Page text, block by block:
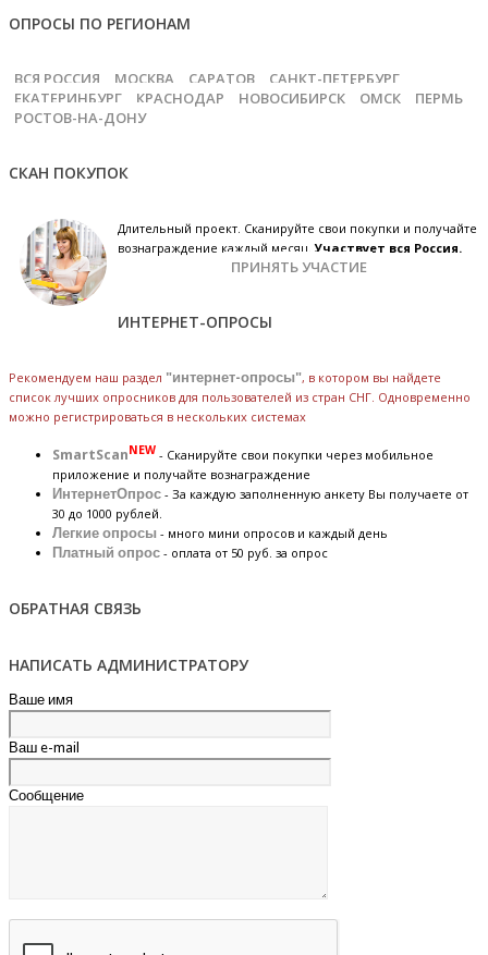
ОПРОСЫ ПО РЕГИОНАМ
ВСЯ РОССИЯ МОСКВА САРАТОВ
САНКТ-ПЕТЕРБУРГ
ЕКАТЕРИНБУРГ
КРАСНОДАР НОВОСИБИРСК ОМСК
ПЕРМЬ
РОСТОВ-НА-ДОНУ
СКАН ПОКУПОК
Длительный проект. Сканируйте свои покупки и получайте
вознаграждение каждый месяц.Участвует вся Россия.
ПРИНЯТЬ УЧАСТИЕ
ИНТЕРНЕТ-ОПРОСЫ
Рекомендуем наш раздел "интернет-опросы", в котором вы найдете
список лучших опросников для пользователей из стран СНГ. Одновременно
можно регистрироваться в нескольких системах
SmartScan NEW - Сканируйте свои покупки через мобильное
приложение и получайте вознаграждение
ИнтернетОпрос - За каждую заполненную анкету Вы получаете от
30 до 1000 рублей.
Легкие опросы - много мини опросов и каждый день
Платный опрос - оплата от 50 руб. за опрос
ОБРАТНАЯ СВЯЗЬ
НАПИСАТЬ АДМИНИСТРАТОРУ
Ваше имя
Ваш e-mail
Сообщение